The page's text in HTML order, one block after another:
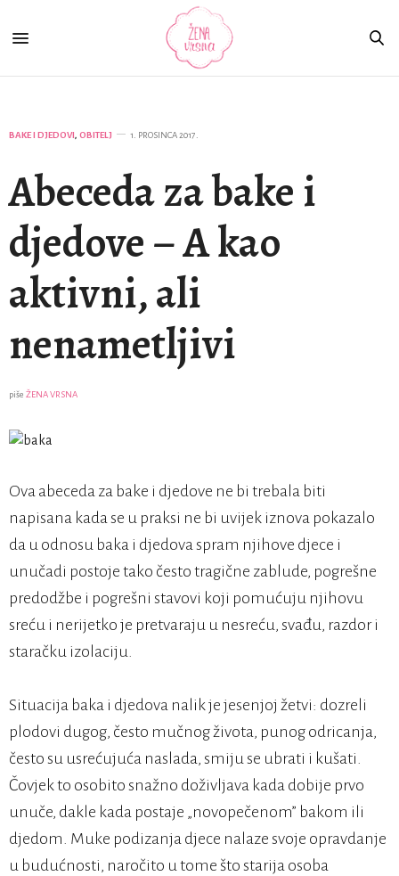
BAKE I DJEDOVI, OBITELJ 1. PROSINCA 2017.
Abeceda za bake i
djedove – A kao
aktivni, ali
nenametljivi
piše ŽENA VRSNA
Ova abeceda za bake i djedove ne bi trebala biti
napisana kada se u praksi ne bi uvijek iznova pokazalo
da u odnosu baka i djedova spram njihove djece i
unučadi postoje tako često tragične zablude, pogrešne
predodžbe i pogrešni stavovi koji pomućuju njihovu
sreću i nerijetko je pretvaraju u nesreću, svađu, razdor i
staračku izolaciju.
Situacija baka i djedova nalik je jesenjoj žetvi: dozreli
plodovi dugog, često mučnog života, punog odricanja,
često su usrećujuća naslada, smiju se ubrati i kušati.
Čovjek to osobito snažno doživljava kada dobije prvo
unuče, dakle kada postaje „novopečenom” bakom ili
djedom. Muke podizanja djece nalaze svoje opravdanje
u budućnosti, naročito u tome što starija osoba